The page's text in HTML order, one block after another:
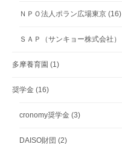
ＮＰＯ法人ポラン広場東京 (16)
ＳＡＰ（サンキョー株式会社）
多摩養育園 (1)
奨学金 (16)
cronomy奨学金 (3)
DAISO財団 (2)